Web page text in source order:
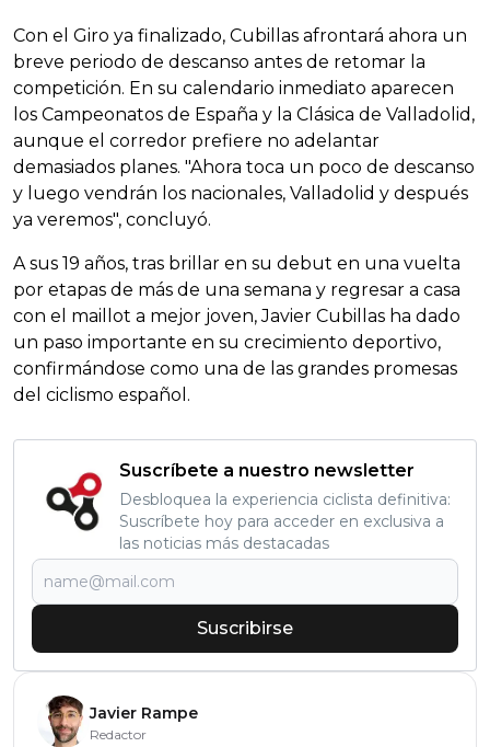
Con el Giro ya finalizado, Cubillas afrontará ahora un
breve periodo de descanso antes de retomar la
competición. En su calendario inmediato aparecen
los Campeonatos de España y la Clásica de Valladolid,
aunque el corredor prefiere no adelantar
demasiados planes. "Ahora toca un poco de descanso
y luego vendrán los nacionales, Valladolid y después
ya veremos", concluyó.
A sus 19 años, tras brillar en su debut en una vuelta
por etapas de más de una semana y regresar a casa
con el maillot a mejor joven, Javier Cubillas ha dado
un paso importante en su crecimiento deportivo,
confirmándose como una de las grandes promesas
del ciclismo español.
Suscríbete a nuestro newsletter
Desbloquea la experiencia ciclista definitiva:
Suscríbete hoy para acceder en exclusiva a
las noticias más destacadas
Suscribirse
Javier Rampe
Redactor